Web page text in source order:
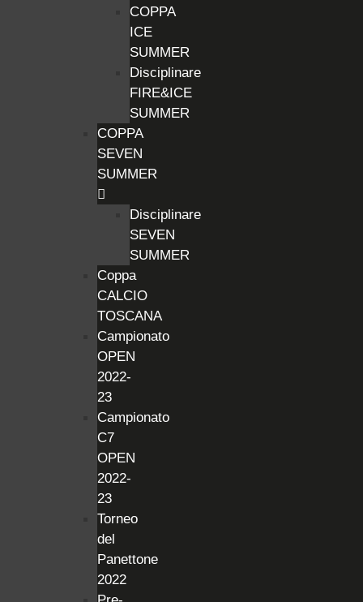
COPPA
ICE
SUMMER
Disciplinare
FIRE&ICE
SUMMER
COPPA
SEVEN
SUMMER
Disciplinare
SEVEN
SUMMER
Coppa
CALCIO
TOSCANA
Campionato
OPEN
2022-
23
Campionato
C7
OPEN
2022-
23
Torneo
del
Panettone
2022